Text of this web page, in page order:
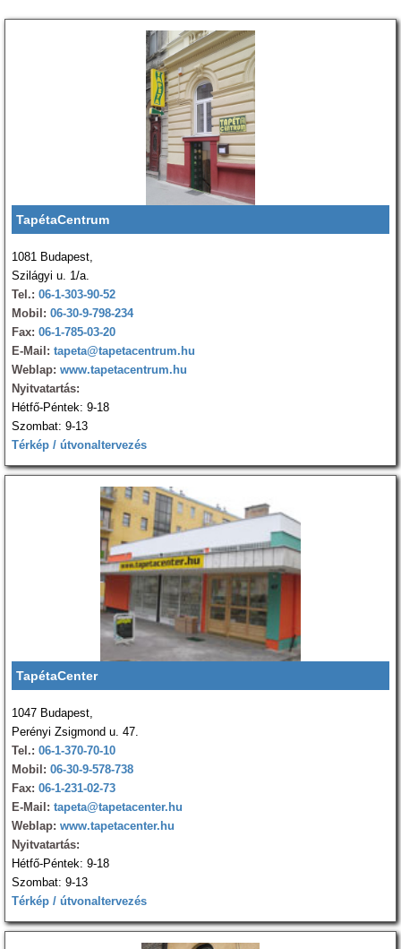
TapétaCentrum
1081 Budapest,
Szilágyi u. 1/a.
Tel.: 06-1-303-90-52
Mobil: 06-30-9-798-234
Fax: 06-1-785-03-20
E-Mail: tapeta@tapetacentrum.hu
Weblap: www.tapetacentrum.hu
Nyitvatartás:
Hétfő-Péntek: 9-18
Szombat: 9-13
Térkép / útvonaltervezés
TapétaCenter
1047 Budapest,
Perényi Zsigmond u. 47.
Tel.: 06-1-370-70-10
Mobil: 06-30-9-578-738
Fax: 06-1-231-02-73
E-Mail: tapeta@tapetacenter.hu
Weblap: www.tapetacenter.hu
Nyitvatartás:
Hétfő-Péntek: 9-18
Szombat: 9-13
Térkép / útvonaltervezés